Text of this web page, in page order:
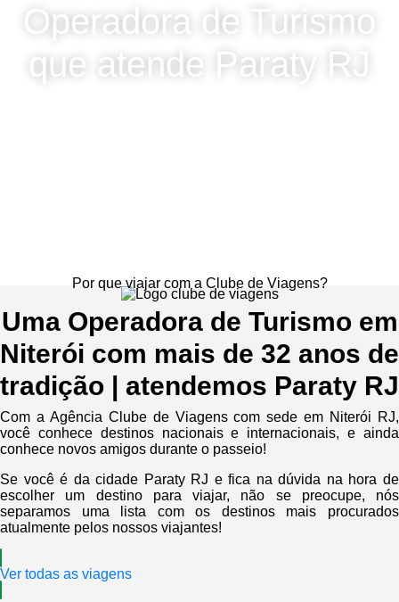
Operadora de Turismo
que atende Paraty RJ
Por que viajar com a Clube de Viagens?
Uma Operadora de Turismo em
Niterói com mais de 32 anos de
tradição | atendemos Paraty RJ
Com a Agência Clube de Viagens com sede em Niterói RJ,
você conhece destinos nacionais e internacionais, e ainda
conhece novos amigos durante o passeio!
Se você é da cidade Paraty RJ e fica na dúvida na hora de
escolher um destino para viajar, não se preocupe, nós
separamos uma lista com os destinos mais procurados
atualmente pelos nossos viajantes!
Ver todas as viagens